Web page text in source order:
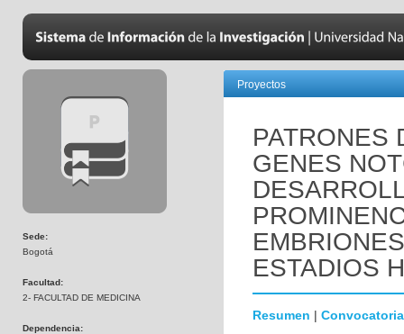
Sede:
Bogotá
Facultad:
2- FACULTAD DE MEDICINA
Dependencia:
Proyectos
PATRONES
GENES
ESTADIOS
Resumen | Convocatoria